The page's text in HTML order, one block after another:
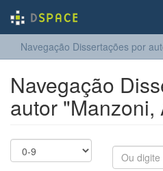
Navegação Dissertações por
Navegação
autor "Manzoni,